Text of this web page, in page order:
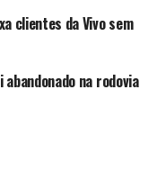
clientes da Vivo sem
na rodovia